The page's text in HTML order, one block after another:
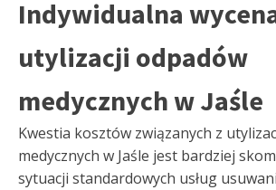
Indywidualna
utylizacji odpadów
medycznych w Jaśle
Kwestia kosztów związanych z
medycznych w Jaśle jest bardziej
sytuacji standardowych usług